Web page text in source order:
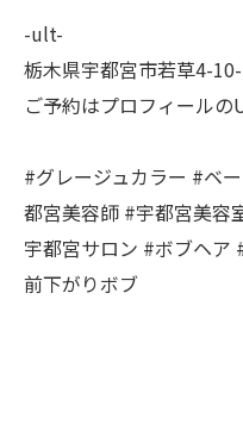
-ult-
栃木県宇都宮市若草4-
ご予約はプロフィール
#グレージュカラー #ベ
都宮美容師 #宇都宮美容
宇都宮サロン #ボブヘア
前下がりボブ